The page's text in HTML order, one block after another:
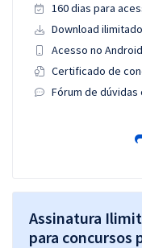
160 dias para
Download
Acesso no
Certificado de
Fórum de
Assinatura
para concursos